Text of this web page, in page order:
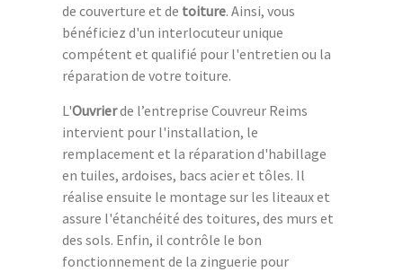
de couverture et de toiture. Ainsi, vous
bénéficiez d'un interlocuteur unique
compétent et qualifié pour l'entretien ou la
réparation de votre toiture.
L'Ouvrierde l’entreprise Couvreur Reims
intervient pour l'installation, le
remplacement et la réparation d'habillage
en tuiles, ardoises, bacs acier et tôles. Il
réalise ensuite le montage sur les liteaux et
assure l'étanchéité des toitures, des murs et
des sols. Enfin, il contrôle le bon
fonctionnement de la zinguerie pour